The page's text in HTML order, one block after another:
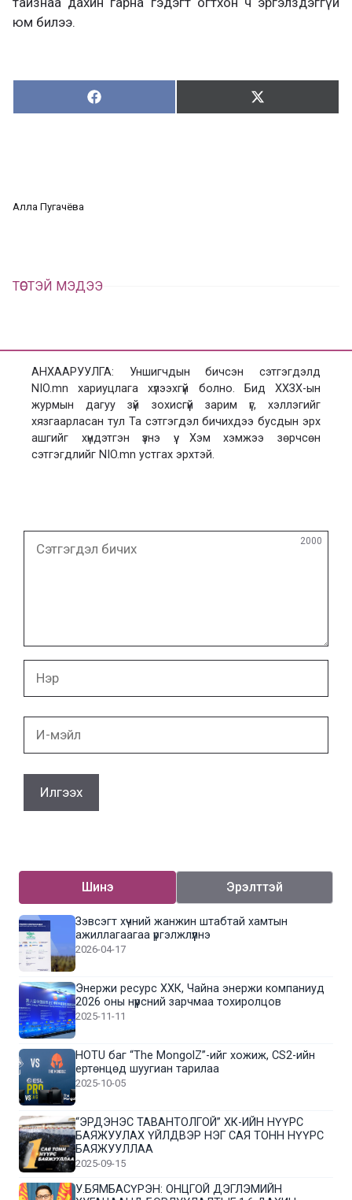
юм билээ.
Хуваалцах:
Х
у
Түгээх:
Т
ү
Алла Пугачёва
ТӨСТЭЙ МЭДЭЭ
АНХААРУУЛГА: Уншигчдын бичсэн сэтгэгдэлд
NIO.mn хариуцлага хүлээхгүй болно. Бид ХХЗХ-ын
журмын дагуу зүй зохисгүй зарим үг, хэллэгийг
хязгаарласан тул Та сэтгэгдэл бичихдээ бусдын эрх
ашгийг хүндэтгэн үзнэ үү. Хэм хэмжээ зөрчсөн
сэтгэгдлийг NIO.mn устгах эрхтэй.
бичих
2000
Шинэ Эрэлттэй
Зэвсэгт хүчний жанжин штабтай хамтын
ажиллагаагаа үргэлжлүүлнэ
2026-04-17
Энержи ресурс ХХК, Чайна энержи компаниуд
2026 оны нүүрсний зарчмаа тохиролцов
2025-11-11
HOTU баг “The MongolZ”-ийг хожиж, CS2-ийн
ертөнцөд шуугиан тарилаа
2025-10-05
“ЭРДЭНЭС ТАВАНТОЛГОЙ” ХК-ИЙН НҮҮРС
БАЯЖУУЛАХ ҮЙЛДВЭР НЭГ САЯ ТОНН НҮҮРС
БАЯЖУУЛЛАА
2025-09-15
У.БЯМБАСҮРЭН: ОНЦГОЙ ДЭГЛЭМИЙН